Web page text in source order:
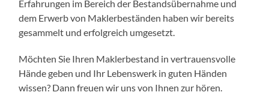
Erfahrungen im Bereich der Bestandsübernahme und
dem Erwerb von Maklerbeständen haben wir bereits
gesammelt und erfolgreich umgesetzt.
Möchten Sie Ihren Maklerbestand in vertrauensvolle
Hände geben und Ihr Lebenswerk in guten Händen
wissen? Dann freuen wir uns von Ihnen zur hören.